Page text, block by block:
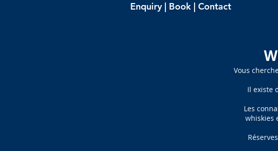
Enquiry | Book | Contact
Vous
Il existe
Les
whiskies